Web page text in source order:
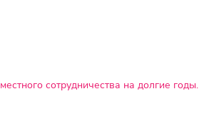
сотрудничества на долгие годы.